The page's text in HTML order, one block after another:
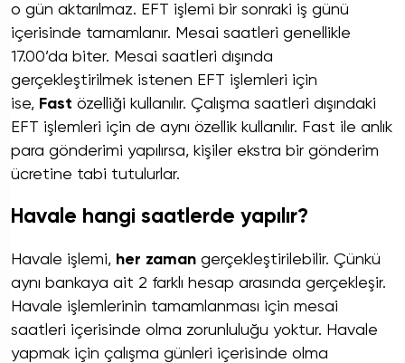
o gün aktarılmaz. EFT işlemi bir sonraki iş günü
içerisinde tamamlanır. Mesai saatleri genellikle
17.00’da biter. Mesai saatleri dışında
gerçekleştirilmek istenen EFT işlemleri için
ise, Fast özelliği kullanılır. Çalışma saatleri dışındaki
EFT işlemleri için de aynı özellik kullanılır. Fast ile anlık
para gönderimi yapılırsa, kişiler ekstra bir gönderim
ücretine tabi tutulurlar.
Havale hangi saatlerde yapılır?
Havale işlemi, her zaman gerçekleştirilebilir. Çünkü
aynı bankaya ait 2 farklı hesap arasında gerçekleşir.
Havale işlemlerinin tamamlanması için mesai
saatleri içerisinde olma zorunluluğu yoktur. Havale
yapmak için çalışma günleri içerisinde olma